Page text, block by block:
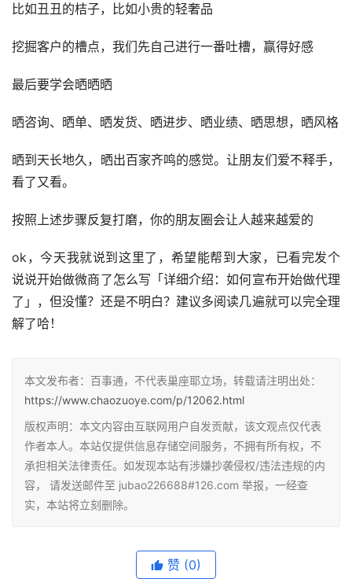
比如丑丑的桔子，比如小贵的轻奢品
挖掘客户的槽点，我们先自己进行一番吐槽，赢得好感
最后要学会晒晒晒
晒咨询、晒单、晒发货、晒进步、晒业绩、晒思想，晒风格
晒到天长地久，晒出百家齐鸣的感觉。让朋友们爱不释手，
看了又看。
按照上述步骤反复打磨，你的朋友圈会让人越来越爱的
ok，今天我就说到这里了，希望能帮到大家，已看完发个
说说开始做微商了怎么写「详细介绍：如何宣布开始做代理
了」，但没懂？还是不明白？建议多阅读几遍就可以完全理
解了哈！
本文发布者：百事通，不代表巢座耶立场，转载请注明出处：
https://www.chaozuoye.com/p/12062.html
版权声明：本文内容由互联网用户自发贡献，该文观点仅代表
作者本人。本站仅提供信息存储空间服务，不拥有所有权，不
承担相关法律责任。如发现本站有涉嫌抄袭侵权/违法违规的内
容， 请发送邮件至 jubao226688#126.com 举报，一经查
实，本站将立刻删除。
赞 (0)